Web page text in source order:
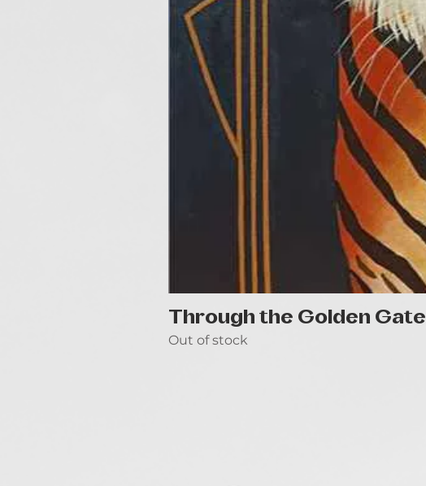
Through the Golden Gate
Out of stock